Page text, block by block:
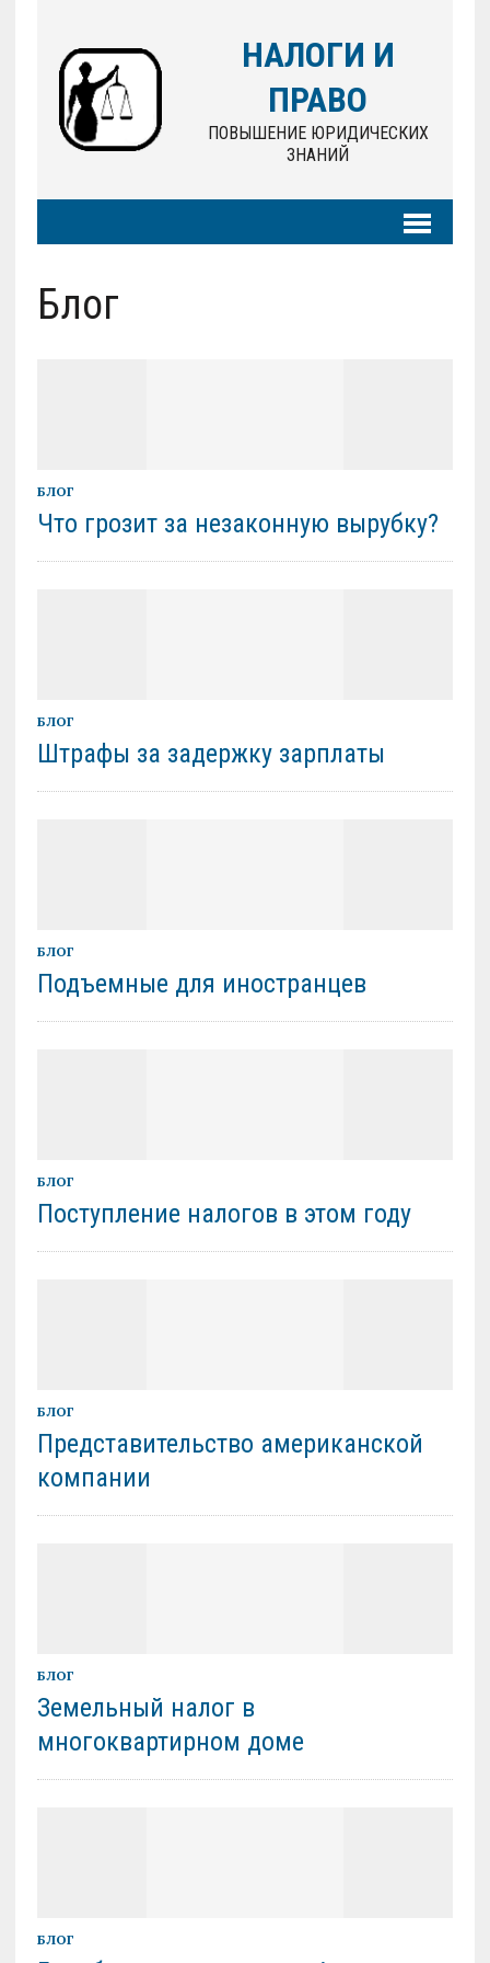
НАЛОГИ И
ПРАВО
ПОВЫШЕНИЕ ЮРИДИЧЕСКИХ
ЗНАНИЙ
Блог
БЛОГ
Что грозит за незаконную вырубку?
БЛОГ
Штрафы за задержку зарплаты
БЛОГ
Подъемные для иностранцев
БЛОГ
Поступление налогов в этом году
БЛОГ
Представительство американской
компании
БЛОГ
Земельный налог в
многоквартирном доме
БЛОГ